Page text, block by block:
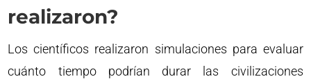
realizaron?
Los científicos realizaron simulaciones para evaluar
cuánto tiempo podrían durar las civilizaciones